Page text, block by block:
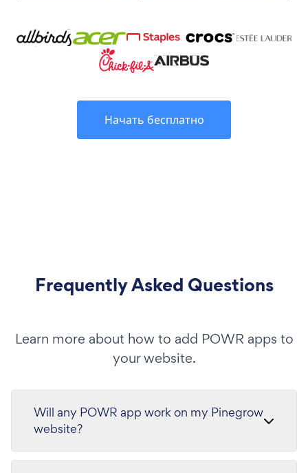
Начать бесплатно
Frequently Asked Questions
Learn more about how to add POWR apps to
your website.
Will any POWR app work on my Pinegrow
website?